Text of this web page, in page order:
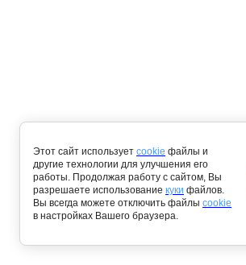
Этот сайт использует cookie файлы и
другие технологии для улучшения его
работы. Продолжая работу с сайтом, Вы
разрешаете использование куки файлов.
Вы всегда можете отключить файлы cookie
в настройках Вашего браузера.